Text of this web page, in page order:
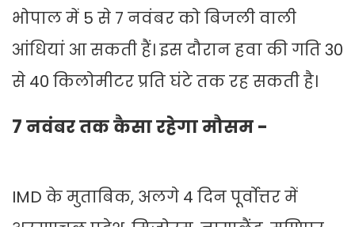
भोपाल में 5 से 7 नवंबर को बिजली वाली
आंधियां आ सकती हैं। इस दौरान हवा की गति 30
से 40 किलोमीटर प्रति घंटे तक रह सकती है।
7 नवंबर तक कैसा रहेगा मौसम -
IMD के मुताबिक, अलगे 4 दिन पूर्वोत्तर में